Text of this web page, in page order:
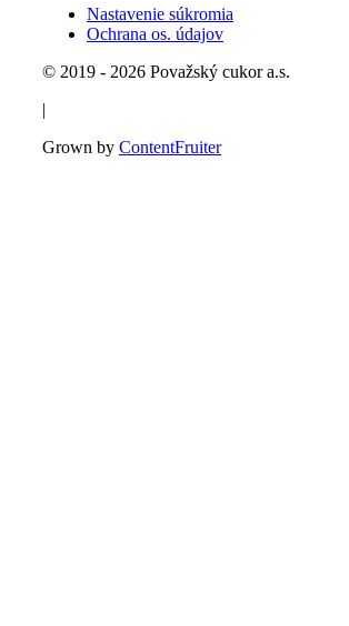
Nastavenie súkromia
Ochrana os. údajov
© 2019 - 2026 Považský cukor a.s.
|
Grown by ContentFruiter